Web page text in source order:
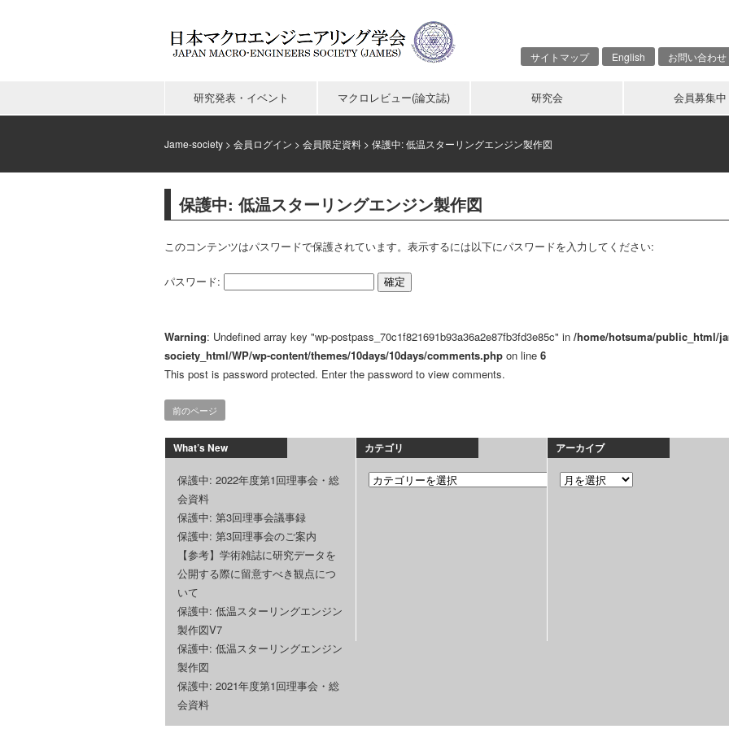
サイトマップ English お問い合わ
研究発表・イベント マクロレビュー(論文誌) 研究会 会員募集中
Jame-society > 会員ログイン > 会員限定資料 > 保護中: 低温スターリングエンジン製作図
保護中: 低温スターリングエンジン製作図
このコンテンツはパスワードで保護されています。表示するには以下にパスワードを入力してください:
パスワード:
Warning: Undefined array key "wp-postpass_70c1f821691b93a36a2e87fb3fd3e85c" in /home/hotsuma/public_html/
society_html/WP/wp-content/themes/10days/10days/comments.php on line 6
This post is password protected. Enter the password to view comments.
前のページ
What’s New
保護中: 2022年度第1回理事会・総
会資料
保護中: 第3回理事会議事録
保護中: 第3回理事会のご案内
【参考】学術雑誌に研究データを
公開する際に留意すべき観点につ
いて
保護中: 低温スターリングエンジン
製作図V7
保護中: 低温スターリングエンジン
製作図
保護中: 2021年度第1回理事会・総
会資料
カテゴリ アーカイブ